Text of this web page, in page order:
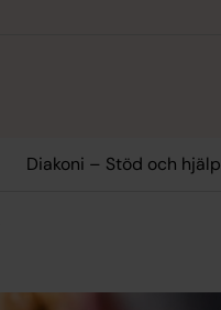
Diakoni – Stöd och hjälp